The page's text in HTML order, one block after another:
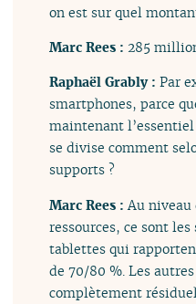
on est sur quel
Marc Rees :285
Raphaël Grably :Par
smartphones, parce
maintenant
se divise comment
supports ?
Marc Rees :Au
ressources, ce sont
tablettes qui
de 70/80 %. Les
complètement